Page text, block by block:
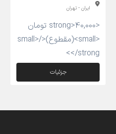
ایران - تهران
<strong>40,000 تومان
<small>(مقطوع)</small>
</strong>
جزئیات